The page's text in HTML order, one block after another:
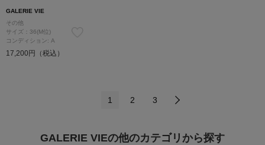
GALERIE VIE
その他
サイズ：36(M位)
コンディション: A
17,200円（税込）
1 2 3
GALERIE VIEの他のカテゴリから探す